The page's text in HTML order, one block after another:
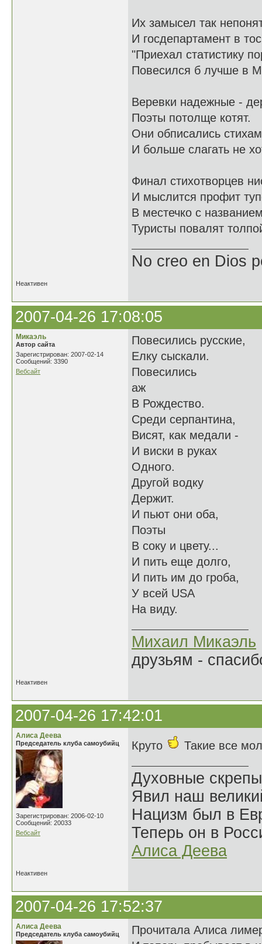
Их замысел так
И госдепартамент в
"Приехал статистику
Повесился б лучше в
Веревки надежные -
Поэты потолще котят.
Они обписались
И больше слагать не
Финал стихотворцев
И мыслится профит
В местечко с
Туристы повалят
No creo en Dios
Неактивен
2007-04-26 17:08:05
Микаэль
Автор сайта
Зарегистрирован: 2007-02-14
Сообщений: 3390
Вебсайт
Повесились русские,
Елку сыскали.
Повесились
аж
В Рождество.
Среди серпантина,
Висят, как медали -
И виски в руках
Одного.
Другой водку
Держит.
И пьют они оба,
Поэты
В соку и цвету...
И пить еще долго,
И пить им до гроба,
У всей USA
На виду.
Михаил Микаэль
друзьям -
Неактивен
2007-04-26 17:42:01
Алиса Деева
Председатель клуба самоубийц
Зарегистрирован: 2006-02-10
Сообщений: 20033
Вебсайт
Круто Такие все
Духовные
Явил наш
Нацизм был в
Теперь он в
Алиса Деева
Неактивен
2007-04-26 17:52:37
Алиса Деева
Председатель клуба самоубийц
Прочитала Алиса